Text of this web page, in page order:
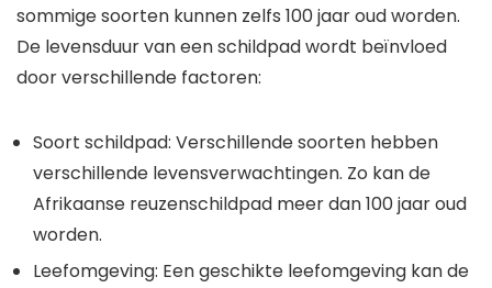
sommige soorten kunnen zelfs 100 jaar oud worden.
De levensduur van een schildpad wordt beïnvloed
door verschillende factoren:
Soort schildpad: Verschillende soorten hebben
verschillende levensverwachtingen. Zo kan de
Afrikaanse reuzenschildpad meer dan 100 jaar oud
worden.
Leefomgeving: Een geschikte leefomgeving kan de